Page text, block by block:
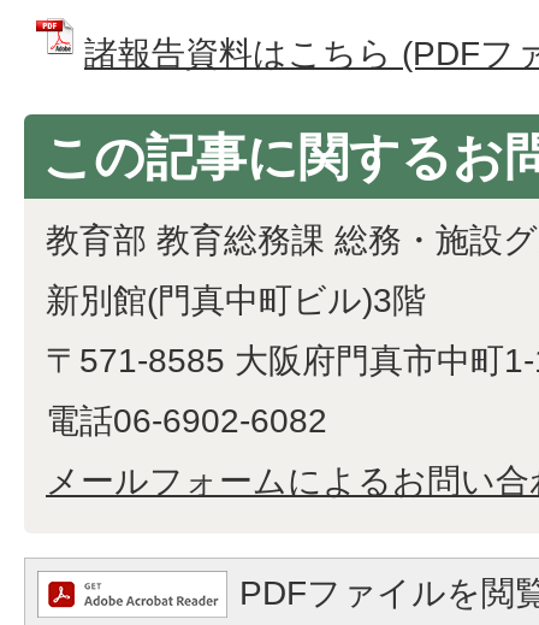
諸報告資料はこちら (PDFフ
この記事に関するお
教育部 教育総務課 総務・施設
新別館(門真中町ビル)3階
〒571-8585 大阪府門真市中町
電話06-6902-6082
メールフォームによるお問い合
PDFファイルを閲